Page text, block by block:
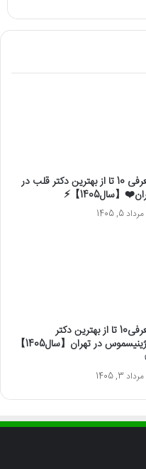
معرفی 10 تا از بهترین دکتر قلب در
【سال1405】⚡️
مرداد 5, 1405
معرفی10 تا از بهترین دکتر
واژینیسموس در تهران【سال1405】
مرداد 3, 1405